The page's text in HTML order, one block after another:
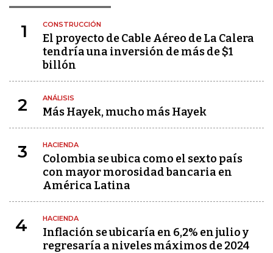
1 CONSTRUCCIÓN
El proyecto de Cable Aéreo de La Calera
tendría una inversión de más de $1
billón
2 ANÁLISIS
Más Hayek, mucho más Hayek
3 HACIENDA
Colombia se ubica como el sexto país
con mayor morosidad bancaria en
América Latina
4 HACIENDA
Inflación se ubicaría en 6,2% en julio y
regresaría a niveles máximos de 2024